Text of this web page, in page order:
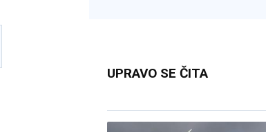
UPRAVO SE ČITA